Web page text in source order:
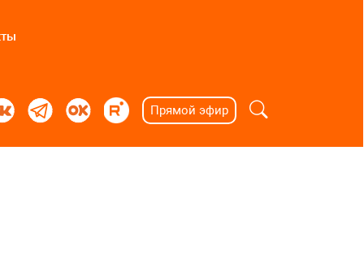
Прямой эфир